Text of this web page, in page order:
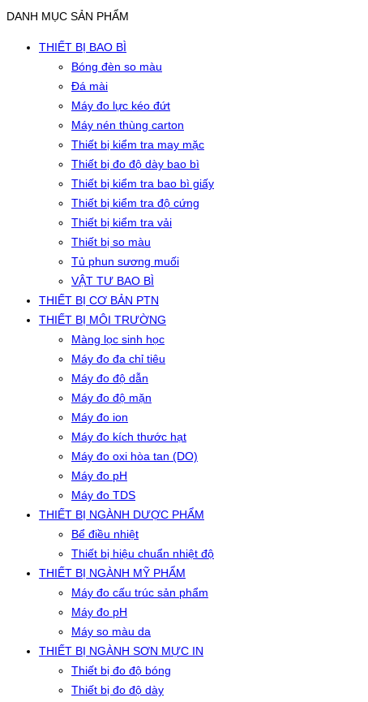
DANH MỤC SẢN PHẨM
THIẾT BỊ BAO BÌ
Bóng đèn so màu
Đá mài
Máy đo lực kéo đứt
Máy nén thùng carton
Thiết bị kiểm tra may mặc
Thiết bị đo độ dày bao bì
Thiết bị kiểm tra bao bì giấy
Thiết bị kiểm tra độ cứng
Thiết bị kiểm tra vải
Thiết bị so màu
Tủ phun sương muối
VẬT TƯ BAO BÌ
THIẾT BỊ CƠ BẢN PTN
THIẾT BỊ MÔI TRƯỜNG
Màng lọc sinh học
Máy đo đa chỉ tiêu
Máy đo độ dẫn
Máy đo độ mặn
Máy đo ion
Máy đo kích thước hạt
Máy đo oxi hòa tan (DO)
Máy đo pH
Máy đo TDS
THIẾT BỊ NGÀNH DƯỢC PHẨM
Bể điều nhiệt
Thiết bị hiệu chuẩn nhiệt độ
THIẾT BỊ NGÀNH MỸ PHẨM
Máy đo cấu trúc sản phẩm
Máy đo pH
Máy so màu da
THIẾT BỊ NGÀNH SƠN MỰC IN
Thiết bị đo độ bóng
Thiết bị đo độ dày